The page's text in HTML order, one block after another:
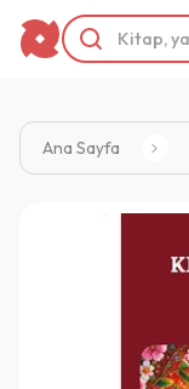
Ana Sayfa